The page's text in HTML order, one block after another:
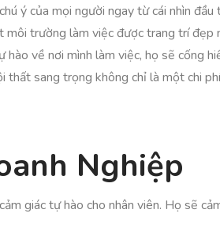
ý của mọi người ngay từ cái nhìn đầu
trường làm việc được trang trí đẹp
về nơi mình làm việc, họ sẽ cống
sang trọng không chỉ là một chi
Nghiệp
giác tự hào cho nhân viên. Họ sẽ